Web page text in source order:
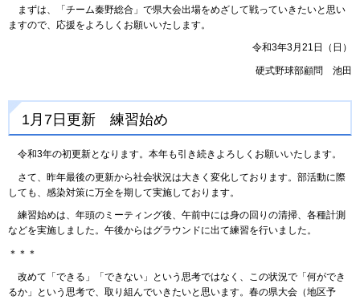
まずは、「チーム秦野総合」で県大会出場をめざして戦っていきたいと思い
ますので、応援をよろしくお願いいたします。
令和3年3月21日（日）
硬式野球部顧問 池田
1月7日更新 練習始め
令和3年の初更新となります。本年も引き続きよろしくお願いいたします。
さて、昨年最後の更新から社会状況は大きく変化しております。部活動に際
しても、感染対策に万全を期して実施しております。
練習始めは、年頭のミーティング後、午前中には身の回りの清掃、各種計測
などを実施しました。午後からはグラウンドに出て練習を行いました。
＊＊＊
改めて「できる」「できない」という思考ではなく、この状況で「何ができ
るか」という思考で、取り組んでいきたいと思います。春の県大会（地区予